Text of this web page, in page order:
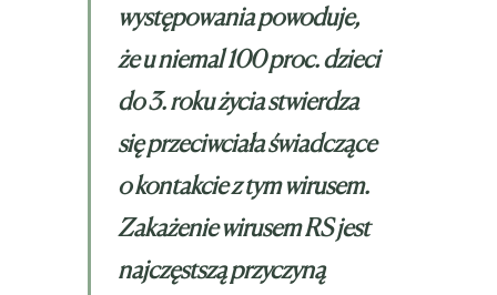
występowania powoduje,
że u niemal 100 proc. dzieci
do 3. roku życia stwierdza
się przeciwciała świadczące
o kontakcie z tym wirusem.
Zakażenie wirusem RS jest
najczęstszą przyczyną